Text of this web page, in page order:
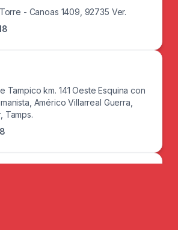
- Canoas 1409, 92735 Ver.
Tampico km. 141 Oeste Esquina con
Américo Villarreal Guerra,
Tamps.